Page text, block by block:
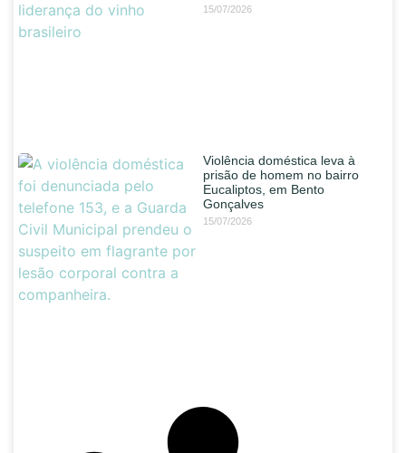
15/07/2026
Violência doméstica leva à
prisão de homem no bairro
Eucaliptos, em Bento
Gonçalves
15/07/2026